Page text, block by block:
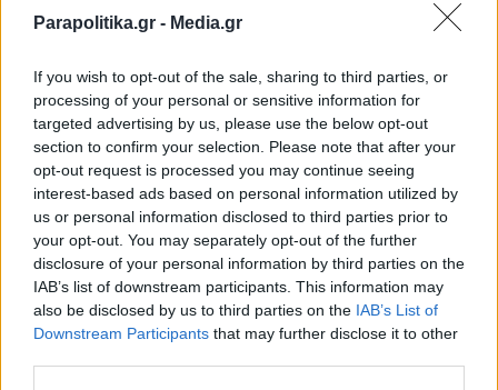
Parapolitika.gr - Media.gr
If you wish to opt-out of the sale, sharing to third parties, or
processing of your personal or sensitive information for
targeted advertising by us, please use the below opt-out
section to confirm your selection. Please note that after your
opt-out request is processed you may continue seeing
interest-based ads based on personal information utilized by
us or personal information disclosed to third parties prior to
your opt-out. You may separately opt-out of the further
disclosure of your personal information by third parties on the
IAB’s list of downstream participants. This information may
also be disclosed by us to third parties on the IAB’s List of
Downstream Participants that may further disclose it to other
Εγγραφή στο newsletter